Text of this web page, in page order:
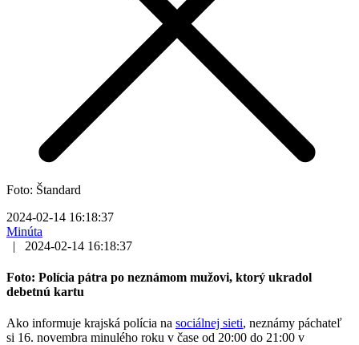
Foto: Štandard
2024-02-14 16:18:37
Minúta
|
2024-02-14 16:18:37
Foto: Polícia pátra po neznámom mužovi, ktorý ukradol
debetnú kartu
Ako informuje krajská polícia na sociálnej sieti, neznámy páchateľ
si 16. novembra minulého roku v čase od 20:00 do 21:00 v